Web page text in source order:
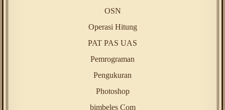
OSN
Operasi Hitung
PAT PAS UAS
Pemrograman
Pengukuran
Photoshop
bimbeles Com